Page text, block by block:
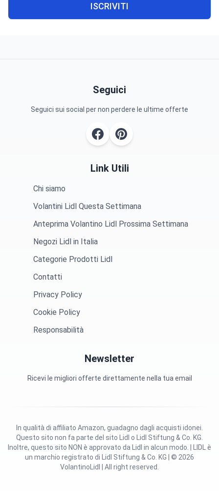
ISCRIVITI
Seguici
Seguici sui social per non perdere le ultime offerte
Link Utili
Chi siamo
Volantini Lidl Questa Settimana
Anteprima Volantino Lidl Prossima Settimana
Negozi Lidl in Italia
Categorie Prodotti Lidl
Contatti
Privacy Policy
Cookie Policy
Responsabilità
Newsletter
Ricevi le migliori offerte direttamente nella tua email
Questo sito non fa parte del sito Lidl o Lidl Stiftung & Co. KG.
Inoltre, questo sito NON è approvato da Lidl in alcun modo. | LIDL è
un marchio registrato di Lidl Stiftung & Co. KG | © 2026
VolantinoLidl | All right reserved.
In qualità di affiliato Amazon, guadagno dagli acquisti idonei.